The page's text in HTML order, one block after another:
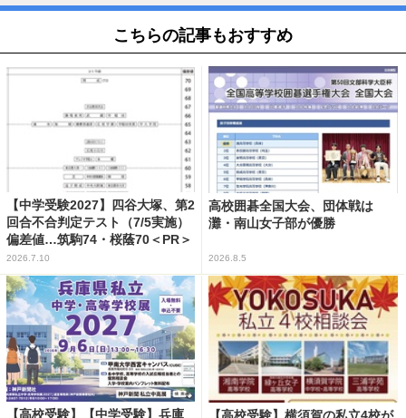
こちらの記事もおすすめ
【中学受験2027】四谷大塚、第2
回合不合判定テスト（7/5実施）
偏差値…筑駒74・桜蔭70＜PR＞
2026.7.10
高校囲碁全国大会、団体戦は
灘・南山女子部が優勝
2026.8.5
【高校受験】【中学受験】兵庫